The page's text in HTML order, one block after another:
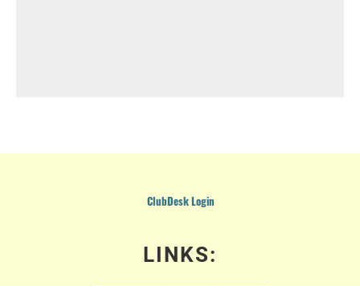
ClubDesk Login
LINKS: